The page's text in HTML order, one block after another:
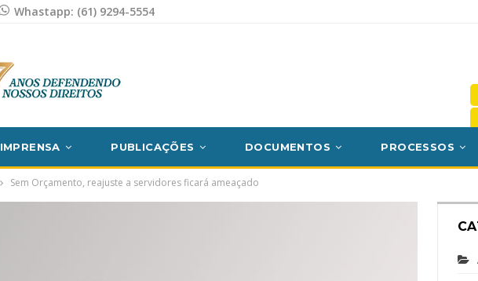
Whastapp: (61) 9294-5554
IMPRENSA PUBLICAÇÕES DOCUMENTOS PROCESSOS
Sem Orçamento, reajuste a servidores ficará ameaçado